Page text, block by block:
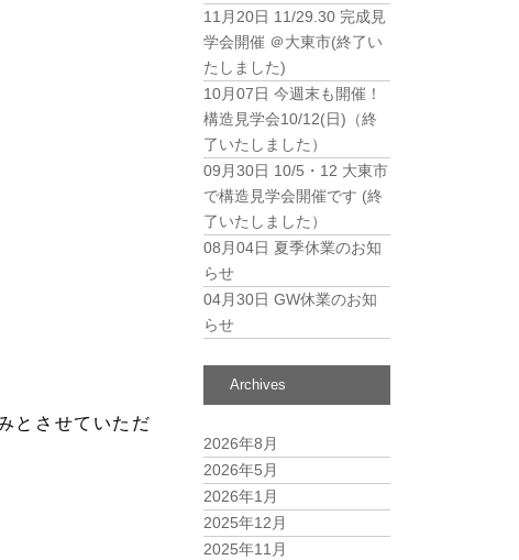
とさせていただ
11月20日 11/29.30 完成見
学会開催 ＠大東市(終了い
たしました)
10月07日 今週末も開催！
構造見学会10/12(日)（終
了いたしました）
09月30日 10/5・12 大東市
で構造見学会開催です (終
了いたしました）
08月04日 夏季休業のお知
らせ
04月30日 GW休業のお知
らせ
Archives
2026年8月
2026年5月
2026年1月
2025年12月
2025年11月